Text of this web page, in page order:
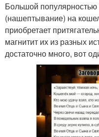
Большой популярностью
(нашептывание) на
приобретает
магнитит их из разных
достаточно много, вот